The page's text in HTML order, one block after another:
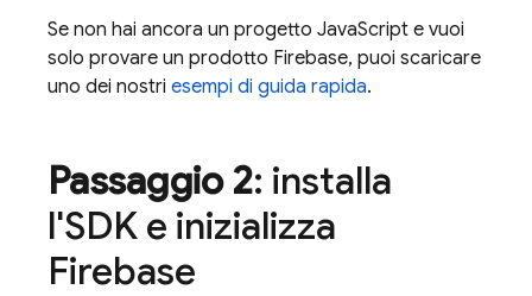
Se non hai ancora un progetto JavaScript e vuoi
solo provare un prodotto Firebase, puoi scaricare
uno dei nostri esempi di guida rapida.
Passaggio 2: installa
l'SDK e inizializza
Firebase